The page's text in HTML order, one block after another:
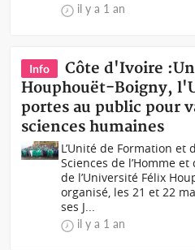
il y a 1 an
Info
Côte d'Ivoire
Houphouët-Boigny,
portes au public pour
sciences humaines
L’Unité de Formation et
Sciences de l’Homme et
de l’Université Félix
organisé, les 21 et 22
ses J...
il y a 1 an